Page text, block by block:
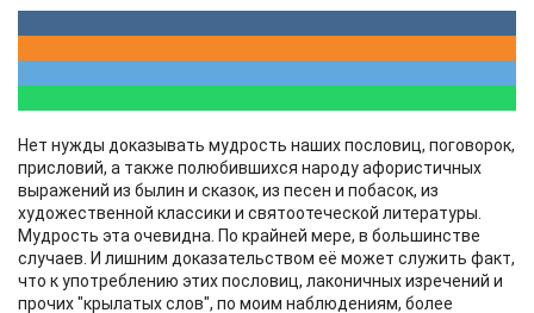
Нет нужды доказывать мудрость наших пословиц, поговорок,
присловий, а также полюбившихся народу афористичных
выражений из былин и сказок, из песен и побасок, из
художественной классики и святоотеческой литературы.
Мудрость эта очевидна. По крайней мере, в большинстве
случаев. И лишним доказательством её может служить факт,
что к употреблению этих пословиц, лаконичных изречений и
прочих "крылатых слов", по моим наблюдениям, более